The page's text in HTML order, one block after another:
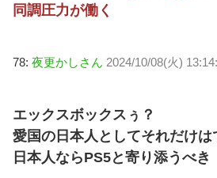
同調圧力が働く
78: 夜更かしさん 2024/10/08(火)
エックスボックスぅ？
愛国の日本人としてそれだけは
日本人ならPS5と寄り添うべき